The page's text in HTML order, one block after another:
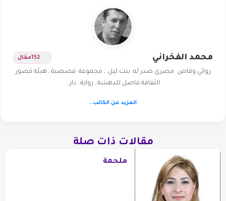
محمد الفخراني 152مقال
روائي وقاص مصري صدر له: بنت ليل ـ مجموعة قصصية ـ هيئة قصور
الثقافة فاصل للدهشة ـ رواية ـ دار…
المزيد عن الكاتب..
مقالات ذات صلة
ملحمة